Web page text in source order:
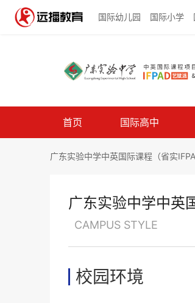
国际幼儿园 国际小学
首页 国际高中
广东实验中学中英国际课程（省实
广东实验中学中英
CAMPUS STYLE
校园环境